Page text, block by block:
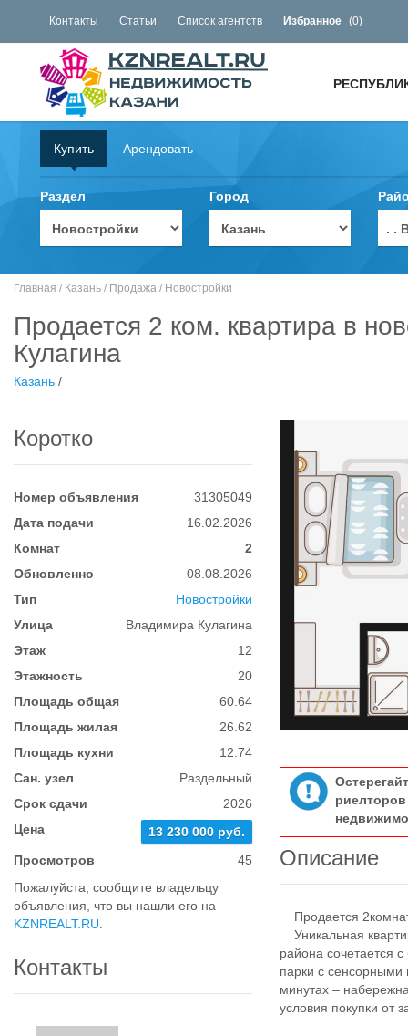
Контакты Статьи Список агентств Избранное (0)
Купить Арендовать
Раздел Город
. .
Главная / Казань / Продажа / Новостройки
Продается 2 ком. квартира в
Кулагина
Казань /
Коротко
Номер объявления
31305049
Дата подачи
16.02.2026
Комнат
2
Обновленно
08.08.2026
Тип
Новостройки
Улица
Владимира Кулагина
Этаж
12
Этажность
20
Площадь общая
60.64
Площадь жилая
26.62
Площадь кухни
12.74
Сан. узел
Раздельный
Срок сдачи
2026
Цена
13 230 000 руб.
Просмотров
45
Пожалуйста, сообщите владельцу
объявления, что вы нашли его на
KZNREALT.RU
Контакты
Описание
Продается
Уникальная
района сочетается
парки с
минутах –
условия покупки от